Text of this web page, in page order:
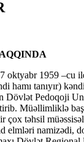
1959 –cu
hamı tanıyır)
Dövlət Pedoqoji
Müəllimliklə
çox təhsil
elmləri namizədi,